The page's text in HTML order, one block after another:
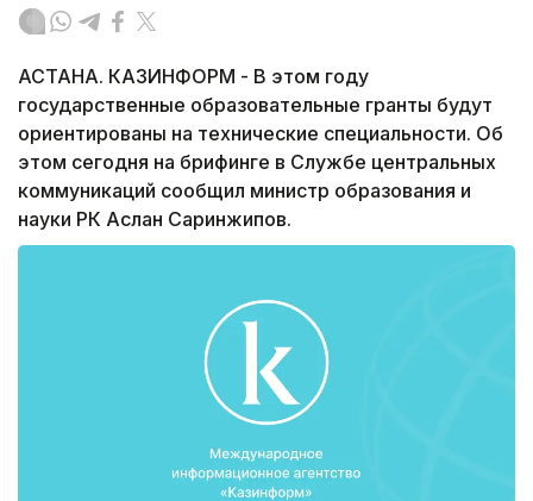
АСТАНА. КАЗИНФОРМ - В этом году
государственные образовательные гранты будут
ориентированы на технические специальности. Об
этом сегодня на брифинге в Службе центральных
коммуникаций сообщил министр образования и
науки РК Аслан Саринжипов.